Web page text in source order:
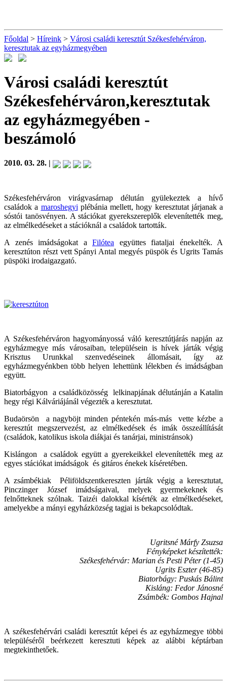
Főoldal > Híreink > Városi családi keresztút Székesfehérváron,
keresztutak az egyházmegyében
Városi családi keresztút
Székesfehérváron,keresztutak
az egyházmegyében -
beszámoló
2010. 03. 28. |
Székesfehérváron virágvasárnap délután gyülekeztek a hívő
családok a maroshegyi plébánia mellett, hogy keresztutat járjanak a
sóstói tanösvényen. A stációkat gyerekszereplők elevenítették meg,
az elmélkedéseket a stációknál a családok tartották.
A zenés imádságokat a Filótea együttes fiataljai énekelték. A
keresztúton részt vett Spányi Antal megyés püspök és Ugrits Tamás
püspöki irodaigazgató.
A Székesfehérváron hagyományossá váló keresztútjárás napján az
egyházmegye más városaiban, településein is hívek járták végig
Krisztus Urunkkal szenvedéseinek állomásait, így az
egyházmegyénkben több helyen lehettünk lélekben és imádságban
együtt.
Biatorbágyon a családközösség lelkinapjának délutánján a Katalin
hegy régi Kálváriájánál végezték a keresztutat.
Budaörsön a nagyböjt minden péntekén más-más vette kézbe a
keresztút megszervezést, az elmélkedések és imák összeállítását
(családok, katolikus iskola diákjai és tanárjai, ministránsok)
Kislángon a családok együtt a gyerekeikkel elevenítették meg az
egyes stációkat imádságok és gitáros énekek kíséretében.
A zsámbékiak Péliföldszentkereszten járták végig a keresztutat,
Pinczinger József imádságaival, melyek gyermekeknek és
felnőtteknek szólnak. Taizéi dalokkal kísérték az elmélkedéseket,
amelyekbe a mányi egyházközség tagjai is bekapcsolódtak.
Ugritsné Márfy Zsuzsa
Fényképeket készítették:
Székesfehérvár: Marian és Pesti Péter (1-45)
Ugrits Eszter (46-85)
Biatorbágy: Puskás Bálint
Kisláng: Fedor Jánosné
Zsámbék: Gombos Hajnal
A székesfehérvári családi keresztút képei és az egyházmegye többi
településéről beérkezett keresztuti képek az alábbi képtárban
megtekinthetőek.